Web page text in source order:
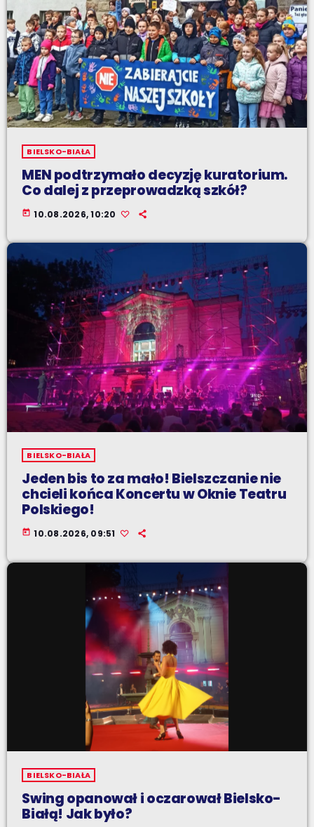
BIELSKO-BIAŁA
MEN podtrzymało decyzję kuratorium.
Co dalej z przeprowadzką szkół?
today 10.08.2026, 10:20
BIELSKO-BIAŁA
Jeden bis to za mało! Bielszczanie nie
chcieli końca Koncertu w Oknie Teatru
Polskiego!
today 10.08.2026, 09:51
BIELSKO-BIAŁA
Swing opanował i oczarował Bielsko-
Białą! Jak było?